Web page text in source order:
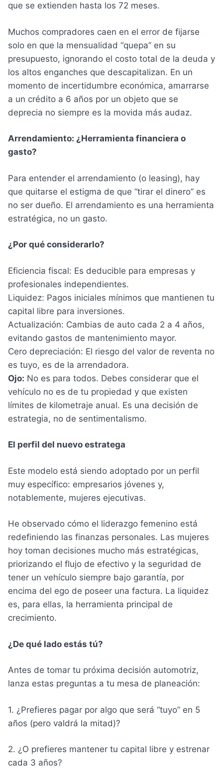
que se extienden hasta los 72 meses.
Muchos compradores caen en el error de fijarse
solo en que la mensualidad “quepa” en su
presupuesto, ignorando el costo total de la deuda y
los altos enganches que descapitalizan. En un
momento de incertidumbre económica, amarrarse
a un crédito a 6 años por un objeto que se
deprecia no siempre es la movida más audaz.
Arrendamiento: ¿Herramienta financiera o
gasto?
Para entender el arrendamiento (o leasing), hay
que quitarse el estigma de que “tirar el dinero” es
no ser dueño. El arrendamiento es una herramienta
estratégica, no un gasto.
¿Por qué considerarlo?
Eficiencia fiscal: Es deducible para empresas y
profesionales independientes.
Liquidez: Pagos iniciales mínimos que mantienen tu
capital libre para inversiones.
Actualización: Cambias de auto cada 2 a 4 años,
evitando gastos de mantenimiento mayor.
Cero depreciación: El riesgo del valor de reventa no
es tuyo, es de la arrendadora.
Ojo: No es para todos. Debes considerar que el
vehículo no es de tu propiedad y que existen
límites de kilometraje anual. Es una decisión de
estrategia, no de sentimentalismo.
El perfil del nuevo estratega
Este modelo está siendo adoptado por un perfil
muy específico: empresarios jóvenes y,
notablemente, mujeres ejecutivas.
He observado cómo el liderazgo femenino está
redefiniendo las finanzas personales. Las mujeres
hoy toman decisiones mucho más estratégicas,
priorizando el flujo de efectivo y la seguridad de
tener un vehículo siempre bajo garantía, por
encima del ego de poseer una factura. La liquidez
es, para ellas, la herramienta principal de
crecimiento.
¿De qué lado estás tú?
Antes de tomar tu próxima decisión automotriz,
lanza estas preguntas a tu mesa de planeación:
1. ¿Prefieres pagar por algo que será “tuyo” en 5
años (pero valdrá la mitad)?
2. ¿O prefieres mantener tu capital libre y estrenar
cada 3 años?